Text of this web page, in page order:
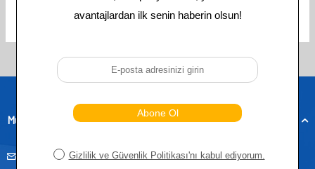
TL 841,00
Toplam ürün bulunmaktadır.
Müşteri Hizmetleri
musteridestek@goodyearotoaksesuar.com.tr